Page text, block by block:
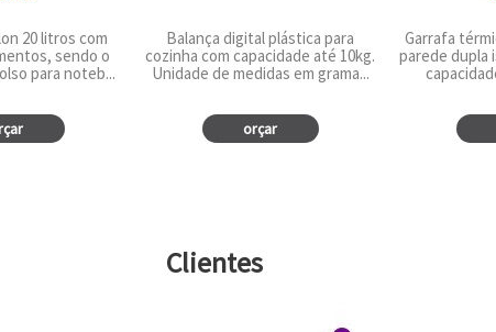
20 litros com
sendo o
para noteb...
Balança digital plástica para
cozinha com capacidade até 10kg.
Unidade de medidas em grama...
orçar
Garrafa
parede dupla
Clientes